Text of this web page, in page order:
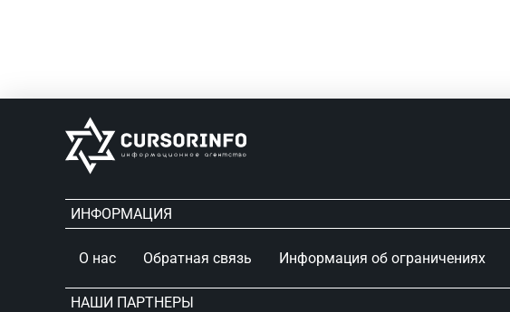
ИНФОРМАЦИЯ
О нас Обратная связь Информация об ограничениях
НАШИ ПАРТНЕРЫ